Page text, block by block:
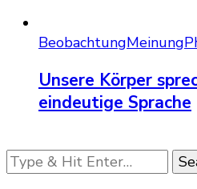
BeobachtungMeinung
Unsere Körper
eindeutige Sprache
Looking
for